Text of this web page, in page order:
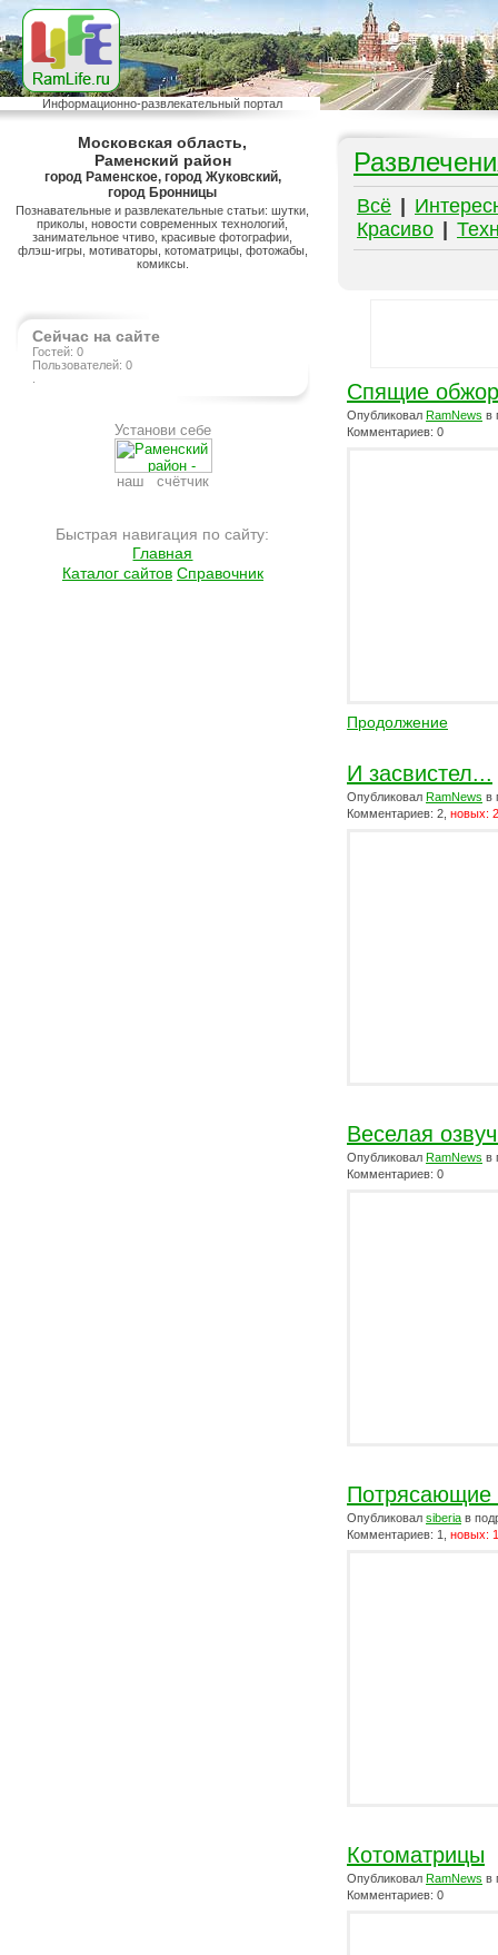
Информационно-развлекательный портал
Московская область,
Раменский район
город Раменское, город Жуковский,
город Бронницы
Познавательные и развлекательные статьи: шутки,
приколы, новости современных технологий,
занимательное чтиво, красивые фотографии,
флэш-игры, мотиваторы, котоматрицы, фотожабы,
комиксы.
Сейчас на сайте
Гостей: 0
Пользователей: 0
Установи себе
наш счётчик
Быстрая навигация по сайту:
Главная
Каталог сайтов Справочник
Всё
Красиво
Спящие
Опубликовал RamNews в
Комментариев: 0
Продолжение
И засвистел...
Опубликовал RamNews в
Комментариев: 2, новых: 2
Веселая
Опубликовал RamNews в
Комментариев: 0
Потрясающие
Опубликовал siberia в
Комментариев: 1, новых: 1
Котоматрицы
Опубликовал RamNews в
Комментариев: 0